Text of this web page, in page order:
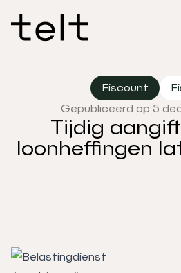
Fiscount
Gepubliceerd op 5
Tijdig
loonheffingen